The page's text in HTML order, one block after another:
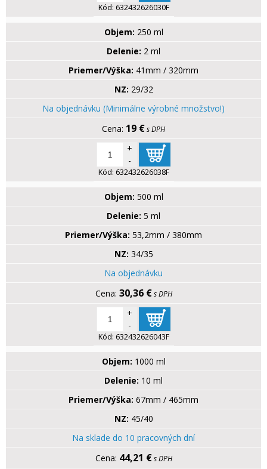
Kód: 632432626030F
Objem: 250 ml
Delenie: 2 ml
Priemer/Výška: 41mm / 320mm
NZ: 29/32
Na objednávku (Minimálne výrobné množstvo!)
19 €s DPH
+
-
Kód: 632432626038F
Objem: 500 ml
Delenie: 5 ml
Priemer/Výška: 53,2mm / 380mm
NZ: 34/35
Na objednávku
30,36 € s DPH
+
-
Kód: 632432626043F
Objem: 1000 ml
Delenie: 10 ml
Priemer/Výška: 67mm / 465mm
NZ: 45/40
Na sklade do 10 pracovných dní
44,21 € s DPH